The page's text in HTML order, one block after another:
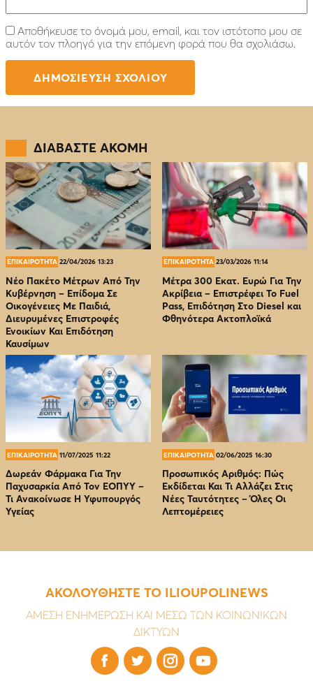
Αποθήκευσε το όνομά μου, email, και τον ιστότοπο μου σε
αυτόν τον πλοηγό για την επόμενη φορά που θα σχολιάσω.
ΔΙΑΒΑΣΤΕ ΑΚΟΜΗ
ΕΠΙΚΑΙΡΟΤΗΤΑ 22/04/2026 13:23
Νέο Πακέτο Μέτρων Από Την
Κυβέρνηση – Επίδομα Σε
Οικογένειες Με Παιδιά,
Διευρυμένες Επιστροφές
Ενοικίων Και Επιδότηση
Καυσίμων
ΕΠΙΚΑΙΡΟΤΗΤΑ 23/03/2026 11:14
Μέτρα 300 Εκατ. Ευρώ Για Την
Ακρίβεια – Επιστρέφει Το Fuel
Pass, Επιδότηση Στο Diesel και
Φθηνότερα Ακτοπλοϊκά
ΕΠΙΚΑΙΡΟΤΗΤΑ 11/07/2025 11:22
Δωρεάν Φάρμακα Για Την
Παχυσαρκία Από Τον EOΠΥΥ –
Τι Ανακοίνωσε Η Υφυπουργός
Υγείας
ΕΠΙΚΑΙΡΟΤΗΤΑ 02/06/2025 16:30
Προσωπικός Αριθμός: Πώς
Εκδίδεται Και Τι Αλλάζει Στις
Νέες Ταυτότητες – Όλες Οι
Λεπτομέρειες
ΑΚΟΛΟΥΘΗΣΤΕ ΤΟ ILIOUPOLINEWS
ΑΜΕΣΗ ΕΝΗΜΕΡΩΣΗ ΚΑΙ ΜΕΣΩ ΤΩΝ ΚΟΙΝΩΝΙΚΩΝ
ΔΙΚΤΥΩΝ
   